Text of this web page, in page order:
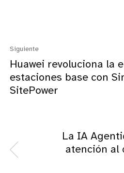
Siguiente
Huawei revoluciona la
estaciones base con
SitePower
La IA
atención al